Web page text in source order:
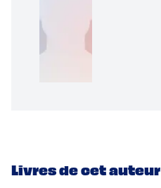
Livres de cet auteur